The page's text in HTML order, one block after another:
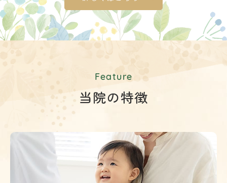
Feature
当院の特徴